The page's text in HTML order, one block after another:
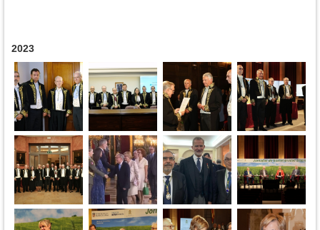
2023